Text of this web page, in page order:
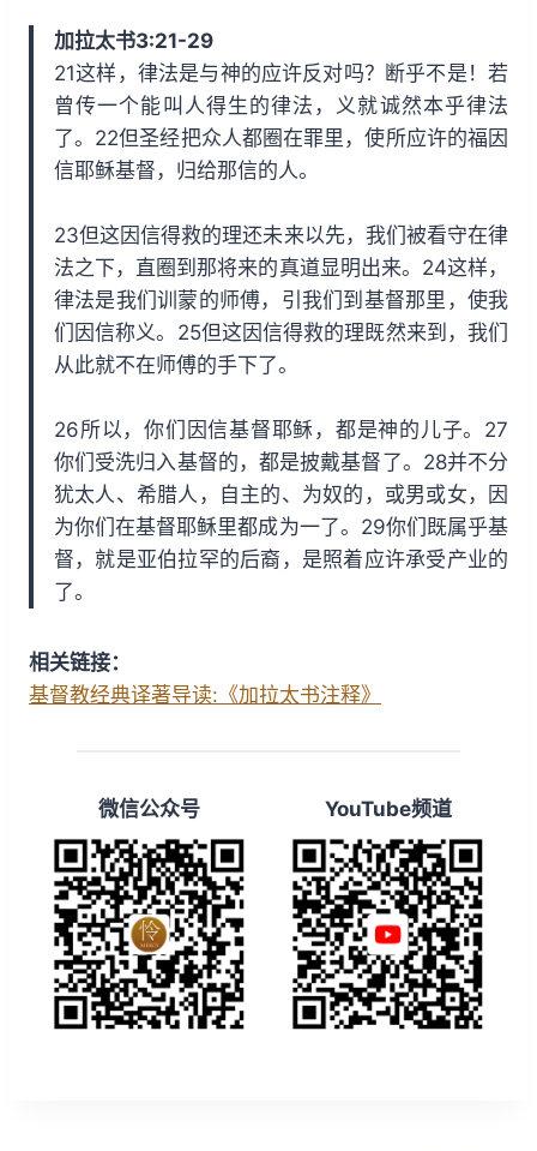
1
5
s
d
1
5
s
加拉太书3:21-29
21这样，律法是与神的应许反对吗？断乎不是！若
曾传一个能叫人得生的律法，义就诚然本乎律法
了。22但圣经把众人都圈在罪里，使所应许的福因
信耶稣基督，归给那信的人。
23但这因信得救的理还未来以先，我们被看守在律
法之下，直圈到那将来的真道显明出来。24这样，
律法是我们训蒙的师傅，引我们到基督那里，使我
们因信称义。25但这因信得救的理既然来到，我们
从此就不在师傅的手下了。
26所以，你们因信基督耶稣，都是神的儿子。27
你们受洗归入基督的，都是披戴基督了。28并不分
犹太人、希腊人，自主的、为奴的，或男或女，因
为你们在基督耶稣里都成为一了。29你们既属乎基
督，就是亚伯拉罕的后裔，是照着应许承受产业的
了。
相关链接：
基督教经典译著导读:《加拉太书注释》
微信公众号 YouTube频道